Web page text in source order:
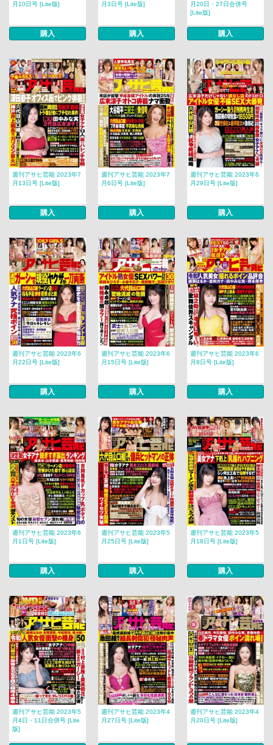
月10日号 [Lite版]
購入
月3日号 [Lite版]
購入
月20日・27日合併号
[Lite版]
購入
週刊アサヒ芸能 2023年7
月13日号 [Lite版]
購入
週刊アサヒ芸能 2023年7
月6日号 [Lite版]
購入
週刊アサヒ芸能 2023年6
月29日号 [Lite版]
購入
週刊アサヒ芸能 2023年6
月22日号 [Lite版]
購入
週刊アサヒ芸能 2023年6
月15日号 [Lite版]
購入
週刊アサヒ芸能 2023年6
月8日号 [Lite版]
購入
週刊アサヒ芸能 2023年6
月1日号 [Lite版]
購入
週刊アサヒ芸能 2023年5
月25日号 [Lite版]
購入
週刊アサヒ芸能 2023年5
月18日号 [Lite版]
購入
週刊アサヒ芸能 2023年5
月4日・11日合併号 [Lite
版]
週刊アサヒ芸能 2023年4
月27日号 [Lite版]
週刊アサヒ芸能 2023年4
月20日号 [Lite版]